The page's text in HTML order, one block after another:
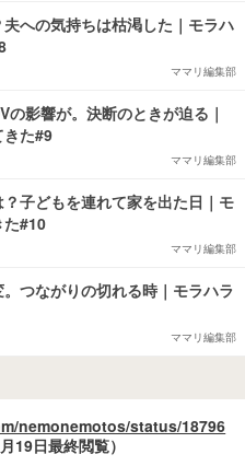
への気持ちは枯渇した｜モラハ
ママリ編集部
の影響が。決断のときが迫る｜
きた#9
ママリ編集部
子どもを連れて家を出た日｜モ
た#10
ママリ編集部
つながりの切れる時｜モラハラ
ママリ編集部
nemonemotos/status/18796
19日最終閲覧）